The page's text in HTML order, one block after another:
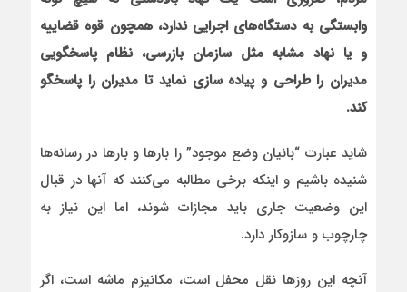
وابستگی به دستگاه‌های اجرایی ندارد، همچون قوه قضاییه
و یا نهاد مشابه مثل سازمان بازرسی، نظام پاسخگویی
مدیران را طراحی و پیاده سازی نماید تا مدیران را پاسخگو
کند.
شاید عبارت “بانیان وضع موجود” را بارها و بارها در رسانه‌ها
شنیده باشیم و اینکه برخی مطالبه می‌کنند که آنها در قبال
این وضعیت جاری باید مجازات شوند، اما این نیاز به
چارچوب و سازوکار دارد.
آنچه این روزها نقل محفل است، مکانیزم ماشه است، اگر